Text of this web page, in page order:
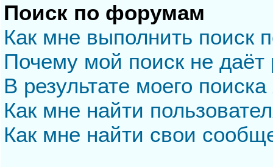
Поиск по форумам
Как мне выполнить
Почему мой поиск не даёт
В результате моего
Как мне найти
Как мне найти свои